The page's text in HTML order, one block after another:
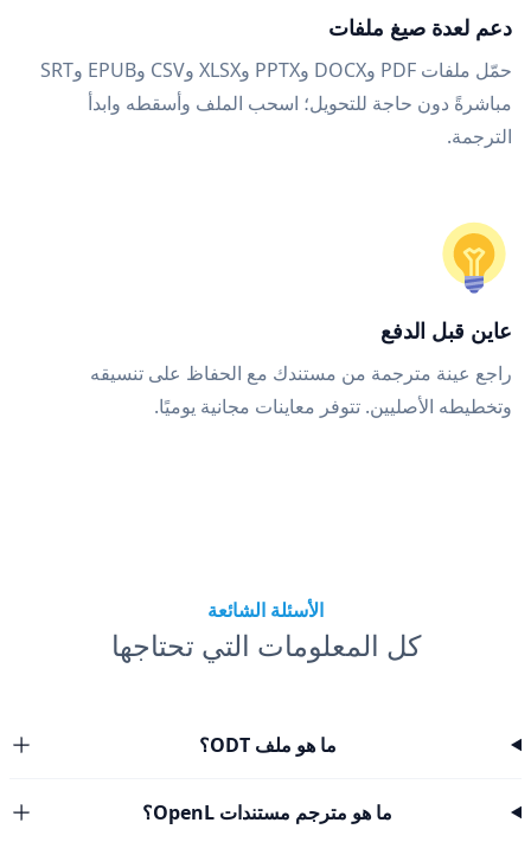
دعم لعدة صيغ ملفات
حمّل ملفات PDF وDOCX وPPTX وXLSX وCSV وEPUB وSRT
مباشرةً دون حاجة للتحويل؛ اسحب الملف وأسقطه وابدأ
الترجمة.
عاين قبل الدفع
راجع عينة مترجمة من مستندك مع الحفاظ على تنسيقه
وتخطيطه الأصليين. تتوفر معاينات مجانية يوميًا.
الأسئلة الشائعة
كل المعلومات التي تحتاجها
ما هو ملف ODT؟
ما هو مترجم مستندات OpenL؟